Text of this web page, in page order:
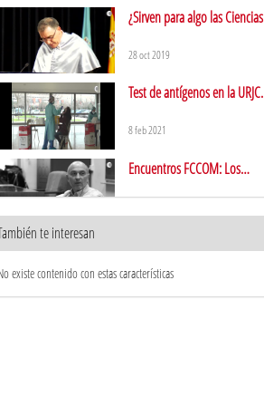
¿Sirven para algo las Ciencias
28 oct 2019
Test de antígenos en la URJC
8 feb 2021
Encuentros FCCOM: Los
18 feb 2021
te interesan
existe contenido con estas características